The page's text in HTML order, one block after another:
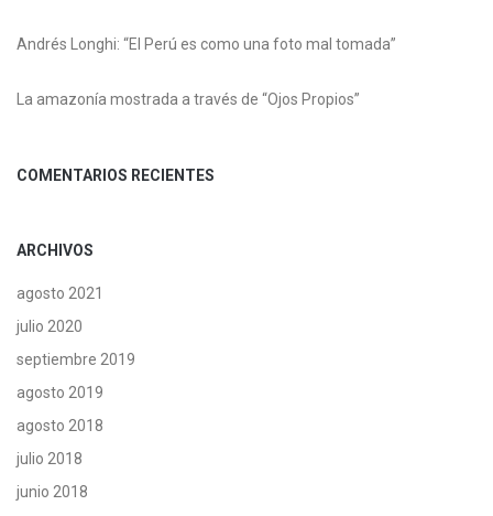
Andrés Longhi: “El Perú es como una foto mal tomada”
La amazonía mostrada a través de “Ojos Propios”
COMENTARIOS RECIENTES
ARCHIVOS
agosto 2021
julio 2020
septiembre 2019
agosto 2019
agosto 2018
julio 2018
junio 2018